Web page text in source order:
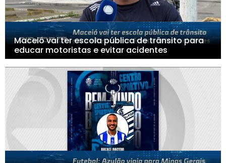
Maceió vai ter escola pública de trânsito para
educar motoristas e evitar acidentes